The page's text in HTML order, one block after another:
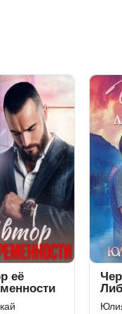
Либман-Сакс
Юлия Резник